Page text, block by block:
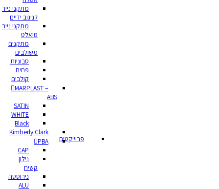
מתקני נייר
לניגוב ידיים
מתקני נייר
טואלט
מתקנים
משולבים
סבוניות
פחים
קולבים
MARPLAST –
ABS
SATIN
WHITE
Black
Kimberly Clark
PBA
CAP
נילון
קשיח
נירוסטה
ALU
פרוייקטים